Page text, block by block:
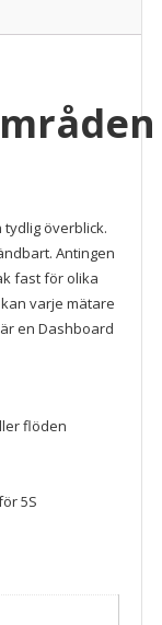
överblick.
Antingen
fast för olika
varje mätare
en Dashboard
flöden
5S